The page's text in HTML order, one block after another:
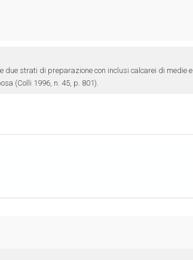
due strati di preparazione con inclusi calcarei di medie e
(Colli 1996, n. 45, p. 801).